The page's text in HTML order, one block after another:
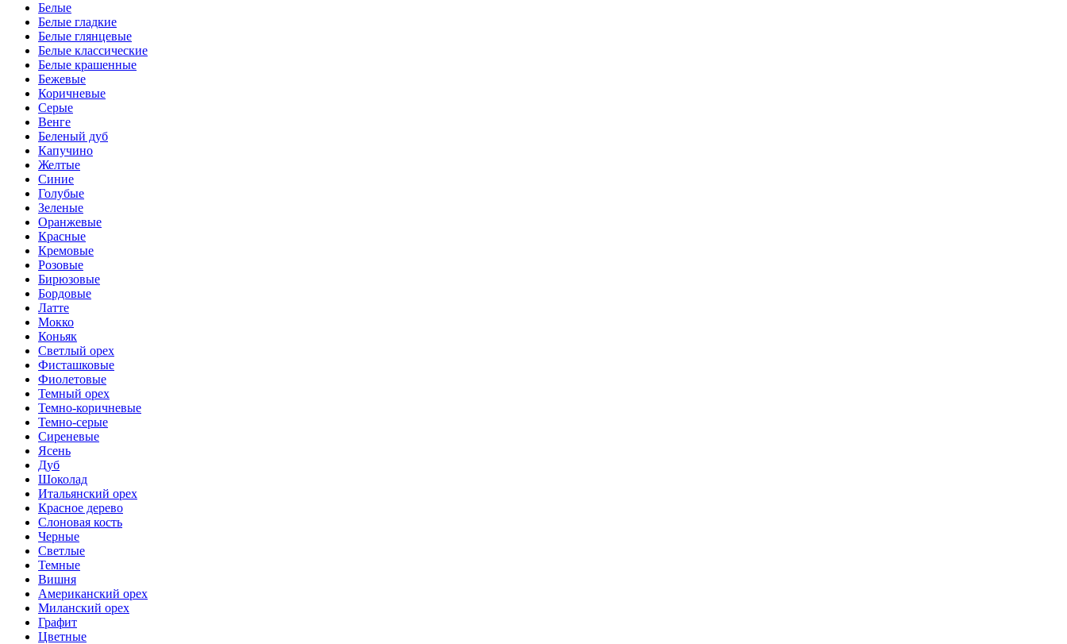
Белые
Белые гладкие
Белые глянцевые
Белые классические
Белые крашенные
Бежевые
Коричневые
Серые
Венге
Беленый дуб
Капучино
Желтые
Синие
Голубые
Зеленые
Оранжевые
Красные
Кремовые
Розовые
Бирюзовые
Бордовые
Латте
Мокко
Коньяк
Светлый орех
Фисташковые
Фиолетовые
Темный орех
Темно-коричневые
Темно-серые
Сиреневые
Ясень
Дуб
Шоколад
Итальянский орех
Красное дерево
Слоновая кость
Черные
Светлые
Темные
Вишня
Американский орех
Миланский орех
Графит
Цветные